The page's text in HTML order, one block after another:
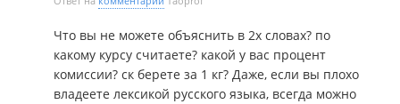
Что вы не можете объяснить в 2х словах? по
какому курсу считаете? какой у вас процент
комиссии? ск берете за 1 кг? Даже, если вы плохо
владеете лексикой русского языка, всегда можно